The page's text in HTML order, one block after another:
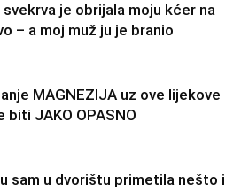
svekrva je obrijala moju kćer na
– a moj muž ju je branio
MAGNEZIJA uz ove lijekove
biti JAKO OPASNO
sam u dvorištu primetila nešto i